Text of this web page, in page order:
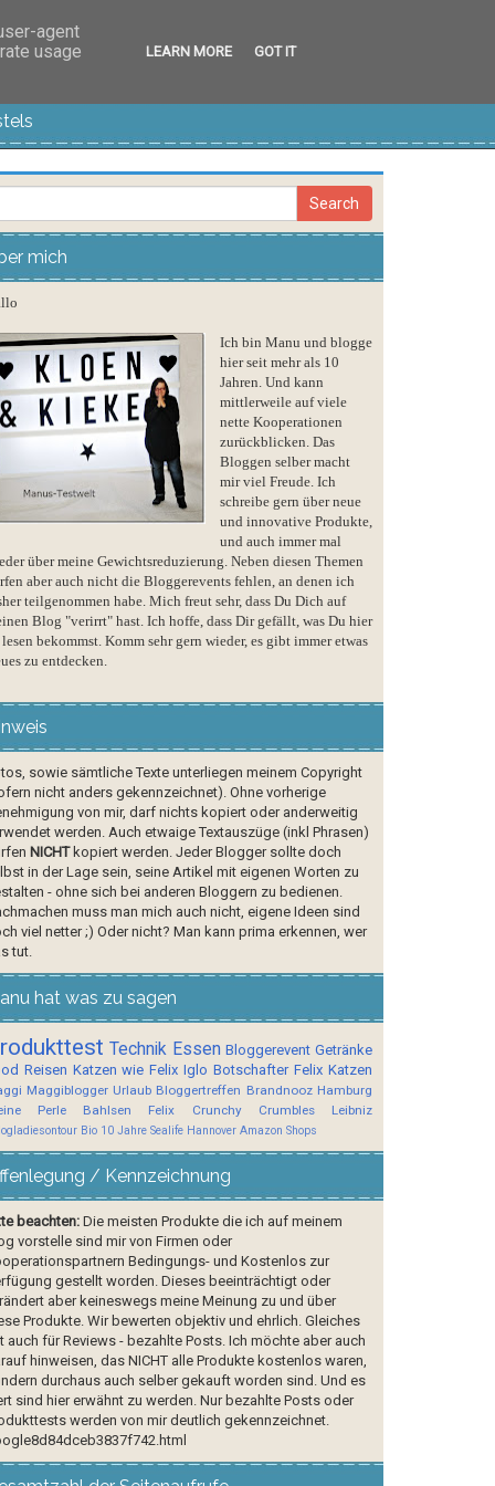
mich
Ich bin Manu und blogge
hier seit mehr als 10
Jahren. Und kann
mittlerweile auf viele
nette Kooperationen
zurückblicken. Das
Bloggen selber macht
mir viel Freude. Ich
schreibe gern über neue
und innovative Produkte,
und auch immer mal
über meine Gewichtsreduzierung. Neben diesen Themen
aber auch nicht die Bloggerevents fehlen, an denen ich
teilgenommen habe. Mich freut sehr, dass Du Dich auf
Blog "verirrt" hast. Ich hoffe, dass Dir gefällt, was Du hier
bekommst. Komm sehr gern wieder, es gibt immer etwas
zu entdecken.
sowie sämtliche Texte unterliegen meinem Copyright
nicht anders gekennzeichnet). Ohne vorherige
von mir, darf nichts kopiert oder anderweitig
werden. Auch etwaige Textauszüge (inkl Phrasen)
NICHTkopiert werden. Jeder Blogger sollte doch
in der Lage sein, seine Artikel mit eigenen Worten zu
- ohne sich bei anderen Bloggern zu bedienen.
muss man mich auch nicht, eigene Ideen sind
viel netter ;) Oder nicht? Man kann prima erkennen, wer
tut.
hat was zu sagen
Technik Essen Bloggerevent Getränke
Reisen Katzen wie Felix Iglo Botschafter Felix Katzen
Maggiblogger Urlaub Bloggertreffen Brandnooz Hamburg
Perle
Bahlsen Felix Crunchy Crumbles Leibniz
Bio 10 Jahre Sealife Hannover Amazon Shops
/ Kennzeichnung
beachten:Die meisten Produkte die ich auf meinem
vorstelle sind mir von Firmen oder
Bedingungs- und Kostenlos zur
gestellt worden. Dieses beeinträchtigt oder
aber keineswegs meine Meinung zu und über
Produkte. Wir bewerten objektiv und ehrlich. Gleiches
auch für Reviews - bezahlte Posts. Ich möchte aber auch
hinweisen, das NICHT alle Produkte kostenlos waren,
durchaus auch selber gekauft worden sind. Und es
sind hier erwähnt zu werden. Nur bezahlte Posts oder
werden von mir deutlich gekennzeichnet.
agent
usage
LEARN MORE GOT IT